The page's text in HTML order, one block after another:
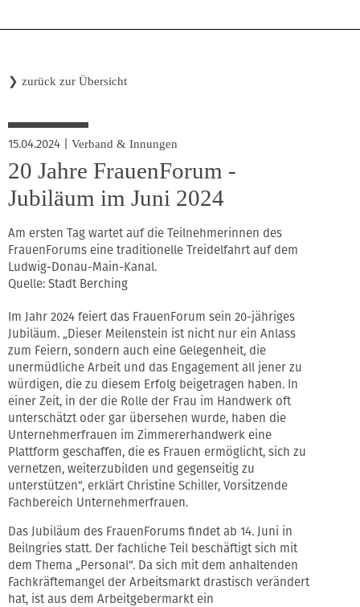
❯ zurück zur Übersicht
15.04.2024 Verband & Innungen
20 Jahre FrauenForum -
Jubiläum im Juni 2024
Am ersten Tag wartet auf die Teilnehmerinnen des
FrauenForums eine traditionelle Treidelfahrt auf dem
Ludwig-Donau-Main-Kanal.
Quelle: Stadt Berching
Im Jahr 2024 feiert das FrauenForum sein 20-jähriges
Jubiläum. „Dieser Meilenstein ist nicht nur ein Anlass
zum Feiern, sondern auch eine Gelegenheit, die
unermüdliche Arbeit und das Engagement all jener zu
würdigen, die zu diesem Erfolg beigetragen haben. In
einer Zeit, in der die Rolle der Frau im Handwerk oft
unterschätzt oder gar übersehen wurde, haben die
Unternehmerfrauen im Zimmererhandwerk eine
Plattform geschaffen, die es Frauen ermöglicht, sich zu
vernetzen, weiterzubilden und gegenseitig zu
unterstützen“, erklärt Christine Schiller, Vorsitzende
Fachbereich Unternehmerfrauen.
Das Jubiläum des FrauenForums findet ab 14. Juni in
Beilngries statt. Der fachliche Teil beschäftigt sich mit
dem Thema „Personal“. Da sich mit dem anhaltenden
Fachkräftemangel der Arbeitsmarkt drastisch verändert
hat, ist aus dem Arbeitgebermarkt ein